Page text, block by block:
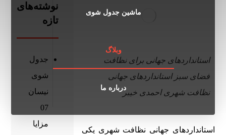
ماشین جدول شوی
وبلاگ
درباره ما
استانداردهای جهانی برای نظافت
فضای سبز استانداردهای جهانی
نظافت شهری احمدی خیبر
استانداردهای جهانی نظافت شهری یکی
نوشته‌های
تازه
جدول
شوی
نیسان
07
مزایا